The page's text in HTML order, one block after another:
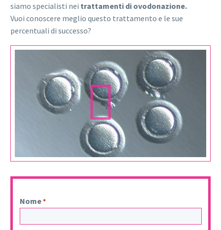
siamo specialisti nei trattamenti di ovodonazione.
Vuoi conoscere meglio questo trattamento e le sue
percentuali di successo?
Video
Player
Nome*